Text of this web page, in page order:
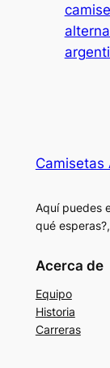
Camisetas
Aquí puedes
qué
Acerca de
Equipo
Historia
Carreras